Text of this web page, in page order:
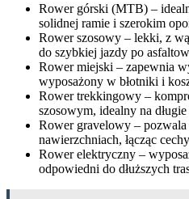
Rower górski (MTB) –
solidnej ramie i szerokim
Rower szosowy – lekki, z
do szybkiej jazdy po
Rower miejski – zapewnia
wyposażony w błotniki i
Rower trekkingowy –
szosowym, idealny na długie
Rower gravelowy – pozwala
nawierzchniach, łącząc
Rower elektryczny –
odpowiedni do dłuższych